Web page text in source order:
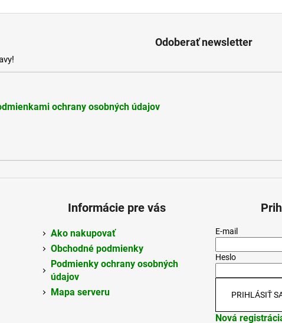
Odoberať newsletter
ochrany osobných údajov
Informácie pre vás
Ako nakupovať
Obchodné podmienky
Podmienky ochrany osobných
údajov
Mapa serveru
E-mail
Heslo
PRIHLÁSIŤ
Nová